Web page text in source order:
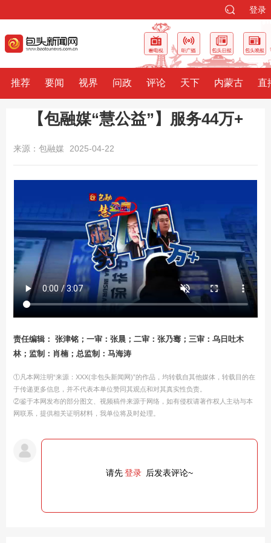
登录
推荐 要闻 视界 问政 评论 天下 内蒙古 直
【包融媒“慧公益”】服务44万+
来源：包融媒 2025-04-22
责任编辑： 张津铭；一审：张晨；二审：张乃骞；三审：乌日吐木
林；监制：肖楠；总监制：马海涛
①凡本网注明“来源：XXX(非包头新闻网)”的作品，均转载自其他媒体，转载目的在
于传递更多信息，并不代表本单位赞同其观点和对其真实性负责。
②鉴于本网发布的部分图文、视频稿件来源于网络，如有侵权请著作权人主动与本
网联系，提供相关证明材料，我单位将及时处理。
请先登录 后发表评论~